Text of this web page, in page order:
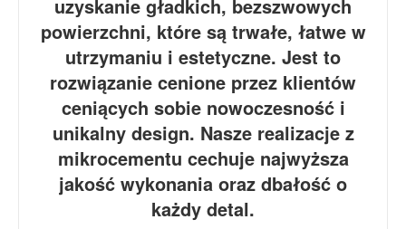
uzyskanie gładkich, bezszwowych
powierzchni, które są trwałe, łatwe w
utrzymaniu i estetyczne. Jest to
rozwiązanie cenione przez klientów
ceniących sobie nowoczesność i
unikalny design. Nasze realizacje z
mikrocementu cechuje najwyższa
jakość wykonania oraz dbałość o
każdy detal.